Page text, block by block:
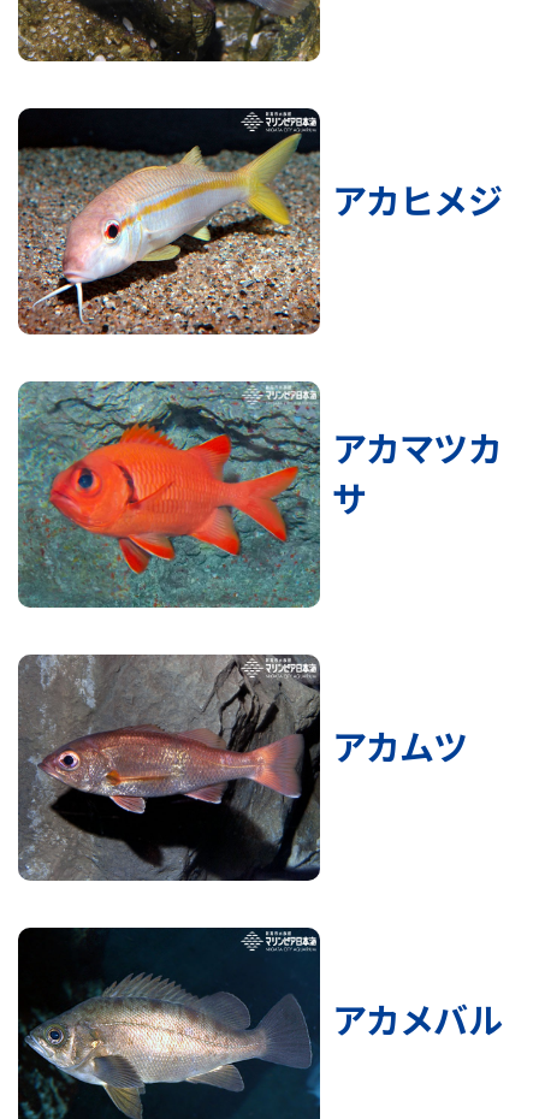
アカヒメジ
アカマツカ
サ
アカムツ
アカメバル